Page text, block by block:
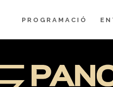
PROGRAMACIÓ